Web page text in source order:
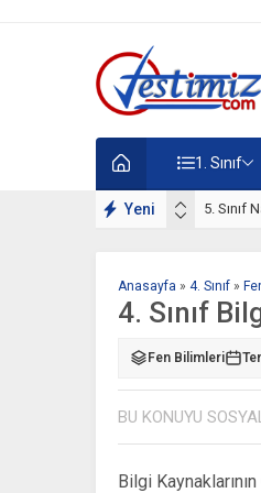
1. Sınıf
Yeni 5. Sınıf
Anasayfa » 4. Sınıf »
4. Sınıf
Fen Bilimleri
BU KONUYU
Bilgi